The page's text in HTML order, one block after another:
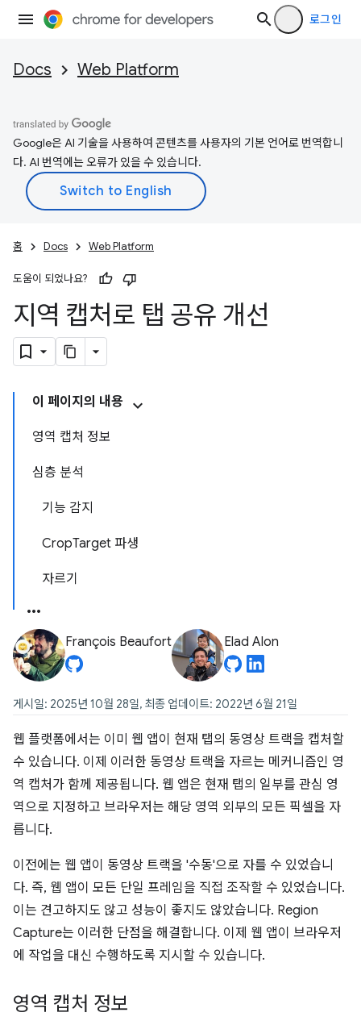
로그인
Docs Web Platform
Google은 AI 기술을 사용하여 콘텐츠를 사용자의 기본 언어로 번역합니
다. AI 번역에는 오류가 있을 수 있습니다.
홈 Docs Web Platform
도움이 되었나요?
지역 캡처로 탭 공유 개선
이 페이지의 내용
영역 캡처 정보
심층 분석
기능 감지
CropTarget 파생
자르기
François Beaufort Elad Alon
게시일: 2025년 10월 28일, 최종 업데이트: 2022년 6월 21일
웹 플랫폼에서는 이미 웹 앱이 현재 탭의 동영상 트랙을 캡처할
수 있습니다. 이제 이러한 동영상 트랙을 자르는 메커니즘인 영
역 캡처가 함께 제공됩니다. 웹 앱은 현재 탭의 일부를 관심 영
역으로 지정하고 브라우저는 해당 영역 외부의 모든 픽셀을 자
릅니다.
이전에는 웹 앱이 동영상 트랙을 '수동'으로 자를 수 있었습니
다. 즉, 웹 앱이 모든 단일 프레임을 직접 조작할 수 있었습니다.
이는 견고하지도 않고 성능이 좋지도 않았습니다. Region
Capture는 이러한 단점을 해결합니다. 이제 웹 앱이 브라우저
에 작업을 대신 수행하도록 지시할 수 있습니다.
영역 캡처 정보